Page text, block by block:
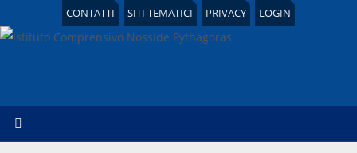
CONTATTI SITI TEMATICI PRIVACY LOGIN